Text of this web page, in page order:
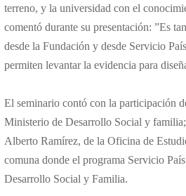
terreno, y la universidad con el
comentó durante su presentación: ”Es
desde la Fundación y desde Servicio
permiten levantar la evidencia para
El seminario contó con la participación
Ministerio de Desarrollo Social y
Alberto Ramírez, de la Oficina de
comuna donde el programa Servicio
Desarrollo Social y Familia.